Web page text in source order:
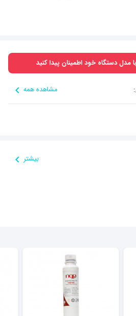
مدل دستگاه خود اطمینان پیدا کنید
مشاهده همه
بیشتر